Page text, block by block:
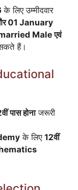
के लिए उम्मीदवार
01 January
Male एवं
हैं।
पास होनाजरूरी
के लिए 12वीं